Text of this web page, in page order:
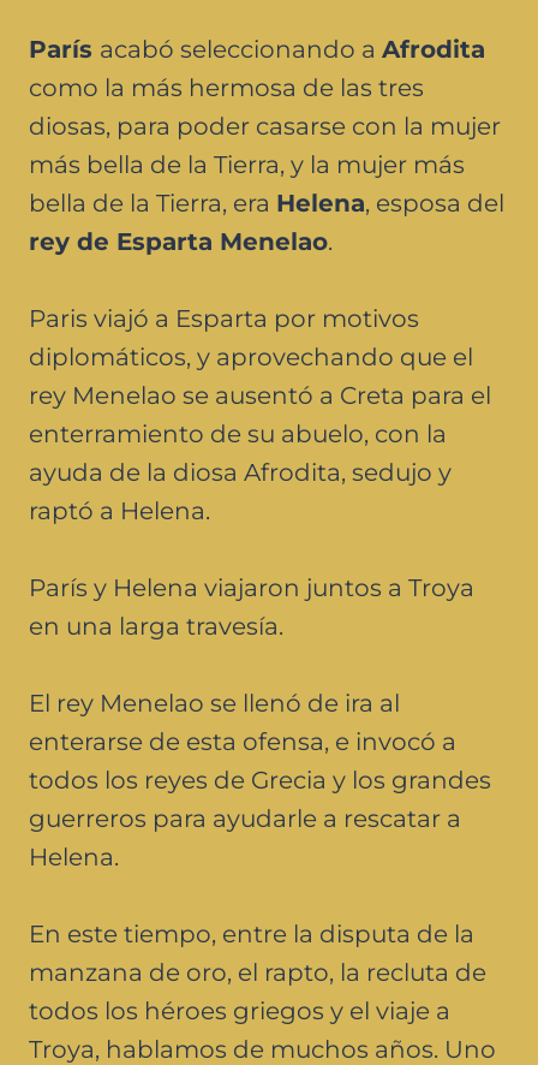
París acabó seleccionando a Afrodita
como la más hermosa de las tres
diosas, para poder casarse con la mujer
más bella de la Tierra, y la mujer más
bella de la Tierra, era Helena, esposa del
rey de Esparta Menelao.
Paris viajó a Esparta por motivos
diplomáticos, y aprovechando que el
rey Menelao se ausentó a Creta para el
enterramiento de su abuelo, con la
ayuda de la diosa Afrodita, sedujo y
raptó a Helena.
París y Helena viajaron juntos a Troya
en una larga travesía.
El rey Menelao se llenó de ira al
enterarse de esta ofensa, e invocó a
todos los reyes de Grecia y los grandes
guerreros para ayudarle a rescatar a
Helena.
En este tiempo, entre la disputa de la
manzana de oro, el rapto, la recluta de
todos los héroes griegos y el viaje a
Troya, hablamos de muchos años. Uno